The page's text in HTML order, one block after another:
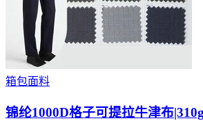
箱包面料
锦纶1000D格子可提拉牛津布